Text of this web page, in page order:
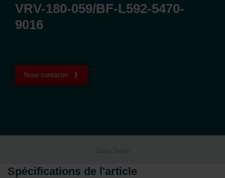
VRV-180-059/BF-L592-5470-
9016
Nous contacter
Data Table
Spécifications de l'article